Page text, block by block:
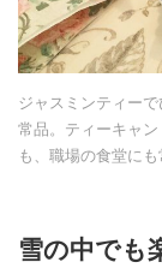
ジャスミンティー
常品。ティーキャ
も、職場の食堂にも
雪の中でも